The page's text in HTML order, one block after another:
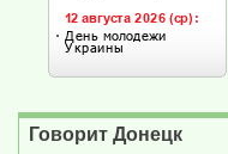
Говорит Донецк